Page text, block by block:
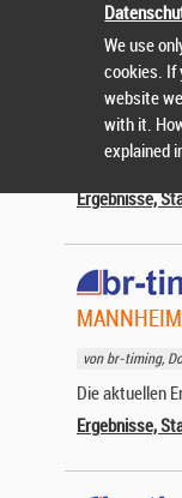
ALB-GOLD
von br-timing,
Die aktuellen
Ergebnisse,
von br-timing,
Die aktuellen
Ergebnisse,
We use
cookies. If
website
with it.
explained